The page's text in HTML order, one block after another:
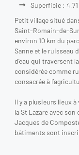
Superficie : 4,71
Petit village situé
Saint-Romain-de-
environ 10 km du
Sanne et le ruisseau
d’eau qui traversent
considérée comme
consacrée à
Il y a plusieurs lieux
la St Lazare avec
Jacques de
bâtiments sont